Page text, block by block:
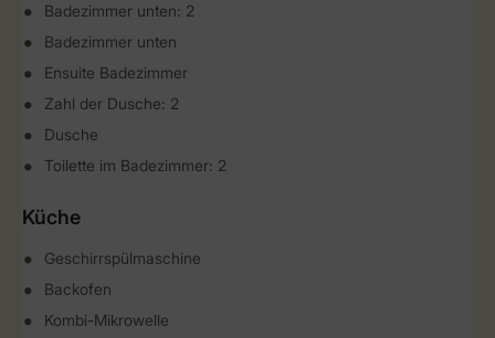
Badezimmer unten: 2
Badezimmer unten
Ensuite Badezimmer
Zahl der Dusche: 2
Dusche
Toilette im Badezimmer: 2
Küche
Geschirrspülmaschine
Backofen
Kombi-Mikrowelle